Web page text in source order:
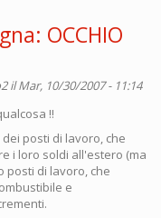
OCCHIO
il Mar, 10/30/2007 - 11:14
!!
posti di lavoro, che
i loro soldi all'estero (ma
posti di lavoro, che
e